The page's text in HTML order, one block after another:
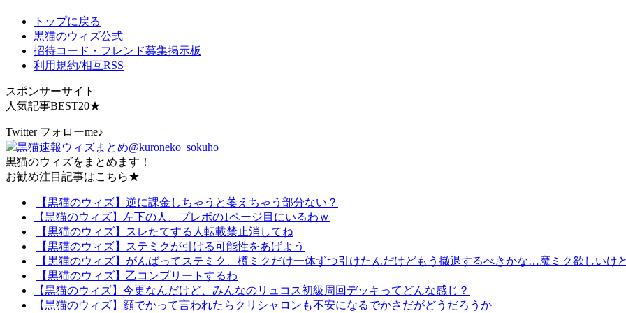
トップに戻る
黒猫のウィズ公式
招待コード・フレンド募集掲示板
利用規約/相互RSS
スポンサーサイト
人気記事BEST20★
Twitter フォローme♪
黒猫速報ウィズまとめ@kuroneko_sokuho
黒猫のウィズをまとめます！
お勧め注目記事はこちら★
【黒猫のウィズ】逆に課金しちゃうと萎えちゃう部分ない？
【黒猫のウィズ】左下の人、プレボの1ページ目にいるわｗ
【黒猫のウィズ】スレたてする人転載禁止消してね
【黒猫のウィズ】ステミクが引ける可能性をあげよう
【黒猫のウィズ】がんばってステミク、樽ミクだけ一体ずつ引けたんだけどもう撤退するべきかな…魔ミク欲しいけ
【黒猫のウィズ】乙コンプリートするわ
【黒猫のウィズ】今更なんだけど、みんなのリュコス初級周回デッキってどんな感じ？
【黒猫のウィズ】顔でかって言われたらクリシャロンも不安になるでかさだがどうだろうか